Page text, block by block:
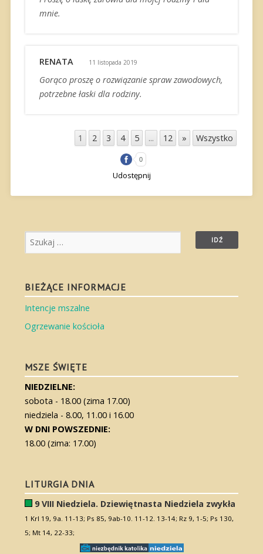
mnie.
RENATA 11 listopada 2019
Gorąco proszę o rozwiązanie spraw zawodowych,
potrzebne łaski dla rodziny.
1 2 3 4 5 ... 12 » Wszystko
0
Udostępnij
BIEŻĄCE INFORMACJE
Intencje mszalne
Ogrzewanie kościoła
MSZE ŚWIĘTE
NIEDZIELNE:
sobota - 18.00 (zima 17.00)
niedziela - 8.00, 11.00 i 16.00
W DNI POWSZEDNIE:
18.00 (zima: 17.00)
LITURGIA DNIA
9 VIII Niedziela. Dziewiętnasta Niedziela zwykła
1 Krl 19, 9a. 11-13; Ps 85, 9ab-10. 11-12. 13-14; Rz 9, 1-5; Ps 130,
5; Mt 14, 22-33;